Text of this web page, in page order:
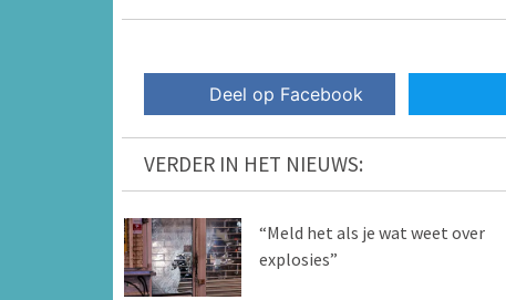
Deel op Facebook
VERDER IN HET NIEUWS:
“Meld het als je wat weet over
explosies”